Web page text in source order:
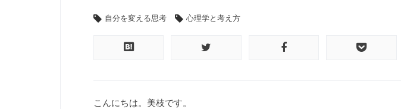
自分を変える思考 心理学と考え方
こんにちは。美枝です。